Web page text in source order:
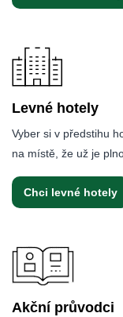
Levné hotely
Vyber si v předstihu
na místě, že už je
Chci levné hotely
Akční průvodci